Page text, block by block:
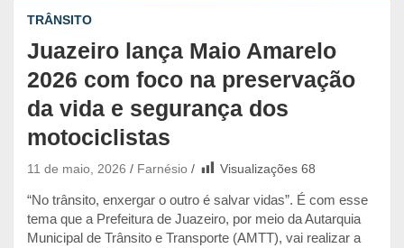
TRÂNSITO
Juazeiro lança Maio Amarelo
2026 com foco na preservação
da vida e segurança dos
motociclistas
11 de maio, 2026 Farnésio Visualizações 68
“No trânsito, enxergar o outro é salvar vidas”. É com esse
tema que a Prefeitura de Juazeiro, por meio da Autarquia
Municipal de Trânsito e Transporte (AMTT), vai realizar a